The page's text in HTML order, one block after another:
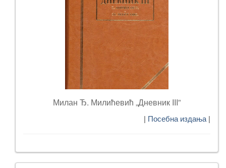
Милан Ђ. Милићевић „Дневник III”
| Посебна издања|